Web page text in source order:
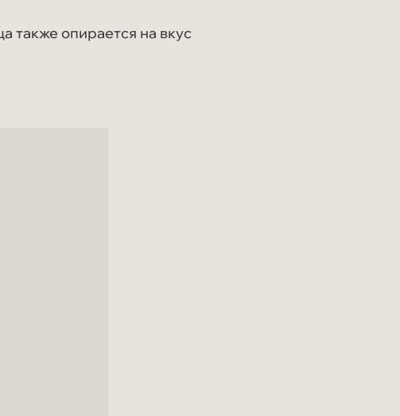
также опирается на вкус